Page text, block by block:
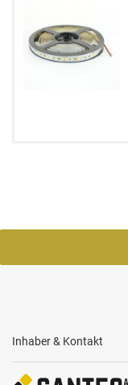
Inhaber & Kontakt